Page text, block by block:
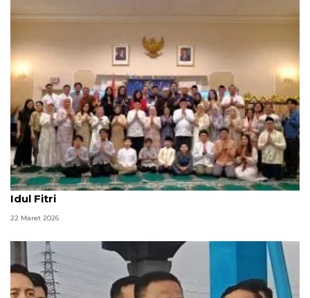
Dubes RI ajak Muslim Ottawa perkuat silaturahmi di
Idul Fitri
22 Maret 2026